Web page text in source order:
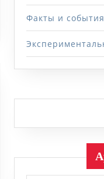
Факты и события